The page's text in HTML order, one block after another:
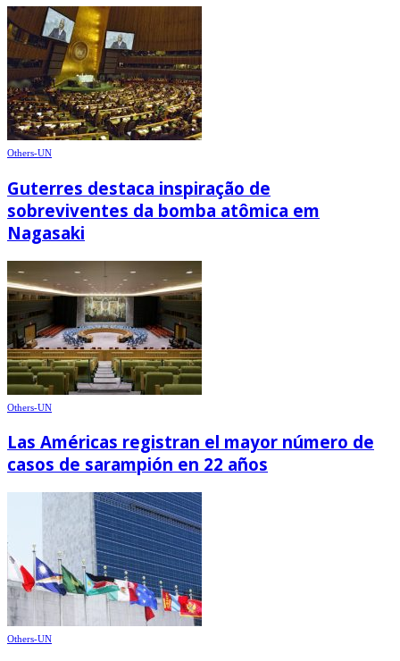
Others-UN
Guterres destaca inspiração de
sobreviventes da bomba atômica em
Nagasaki
Others-UN
Las Américas registran el mayor número de
casos de sarampión en 22 años
Others-UN